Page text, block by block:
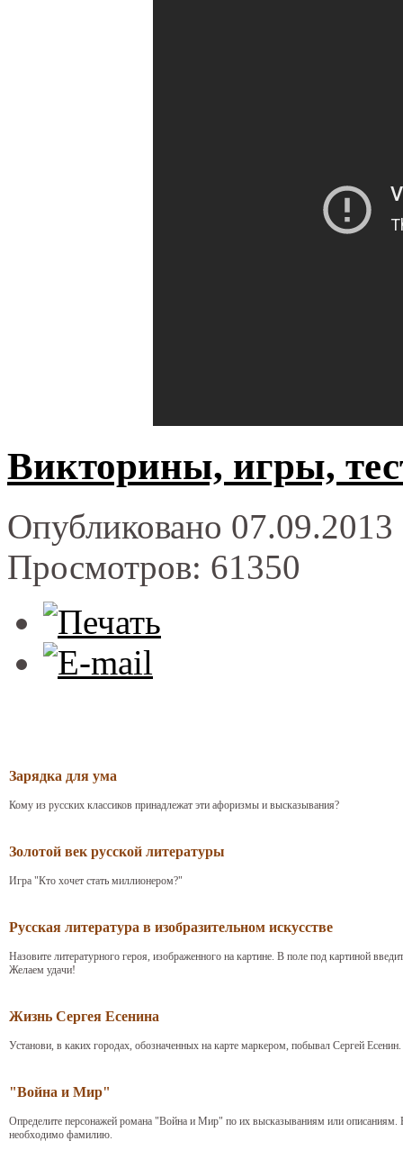
Викторины, игры,
Опубликовано
Просмотров: 61350
Зарядка для ума
Кому из русских классиков принадлежат эти афоризмы и высказывания?
Золотой век русской литературы
Игра "Кто хочет стать миллионером?"
Русская литература в изобразительном искусстве
Назовите литературного героя, изображенного на картине. В поле под картиной
Желаем удачи!
Жизнь Сергея Есенина
Установи, в каких городах, обозначенных на карте маркером, побывал Сергей Есенин.
"Война и Мир"
Определите персонажей романа "Война и Мир" по их высказываниям или описаниям.
необходимо фамилию.